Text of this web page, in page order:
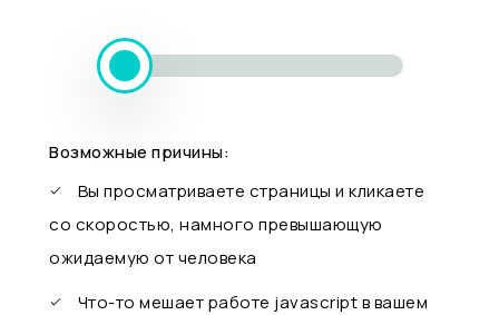
Возможные причины:
Вы просматриваете страницы и кликаете
со скоростью, намного превышающую
ожидаемую от человека
Что-то мешает работе javascript в вашем